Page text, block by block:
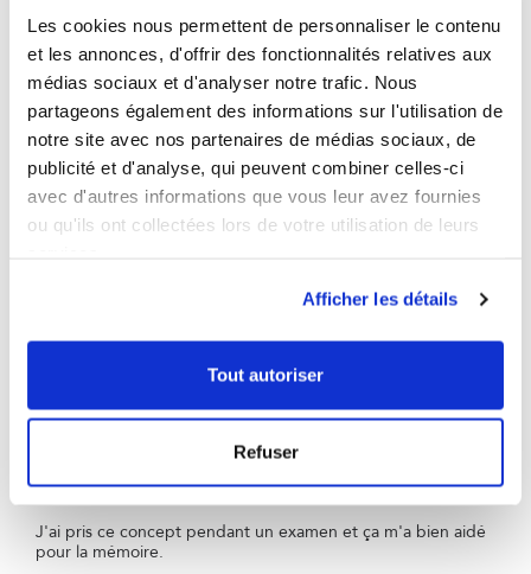
Les cookies nous permettent de personnaliser le contenu
et les annonces, d'offrir des fonctionnalités relatives aux
médias sociaux et d'analyser notre trafic. Nous
partageons également des informations sur l'utilisation de
notre site avec nos partenaires de médias sociaux, de
publicité et d'analyse, qui peuvent combiner celles-ci
avec d'autres informations que vous leur avez fournies
ou qu'ils ont collectées lors de votre utilisation de leurs
Afficher les détails
Tout autoriser
Refuser
Avis vérifié
Très bon produit qui permet de regenerer et maintenir une
bonne mémoire ainsi qu'une amélioration de la circulation
sanguine au.niveau du cerveau. J'ai fait une cure de deux boîtes
et je constate les bienfaits de Mémoire Concept.
Avis du27/04/2026, suite à une expérience du29/12/2025 par Yveline V.
J'ai pris ce concept pendant un examen et ça m'a bien aidé
pour la mémoire.